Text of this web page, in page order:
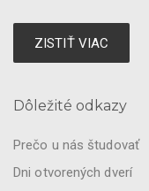
ZISTIŤ VIAC
Dôležité odkazy
Prečo u nás študovať
Dni otvorených dverí